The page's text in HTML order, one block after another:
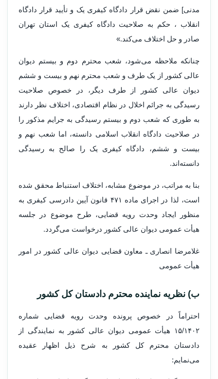
مدنی] ضمن نقض قرار دادگاه کیفری یک و تأیید قرار دادگاه
انقلاب ، حکم به صلاحیت دادگاه کیفری یک استان تهران
صادر و حل اختلاف می‌کند.»
چنانکه ملاحظه می‌شود، شعب محترم دوم و بیستم دیوان
عالی کشور از یک طرف و شعب محترم نهم و بیست و ششم
دیوان عالی کشور از طرف دیگر، در خصوص صلاحیت
رسیدگی به جرائم اخلال در نظام اقتصادی، اختلاف نظر دارند
به طوری که شعب دوم و بیستم رسیدگی به جرایم مذکور را
در صلاحیت دادگاه انقلاب اسلامی دانسته، اما شعب نهم و
بیست و ششم، دادگاه کیفری یک را صالح به رسیدگی
دانسته‌اند.
بنا به مراتب، در موضوع مشابه، اختلاف استنباط محقق شده
است، لذا در اجرای ماده ۴۷۱ قانون آیین دادرسی کیفری به
منظور ایجاد وحدت رویه قضایی، طرح موضوع در جلسه
هیأت عمومی دیوان عالی کشور درخواست می‌گردد.
غلامرضا انصاری ـ معاون قضایی دیوان عالی کشور در امور
هیأت عمومی
ب) نظریه نماینده محترم دادستان کل کشور
احتراماً در خصوص پرونده وحدت رویه قضایی شماره
۱۵/۱۴۰۲ هیأت عمومی دیوان عالی کشور به نمایندگی از
دادستان محترم کل کشور به شرح ذیل اظهار عقیده
می‌نمایم: